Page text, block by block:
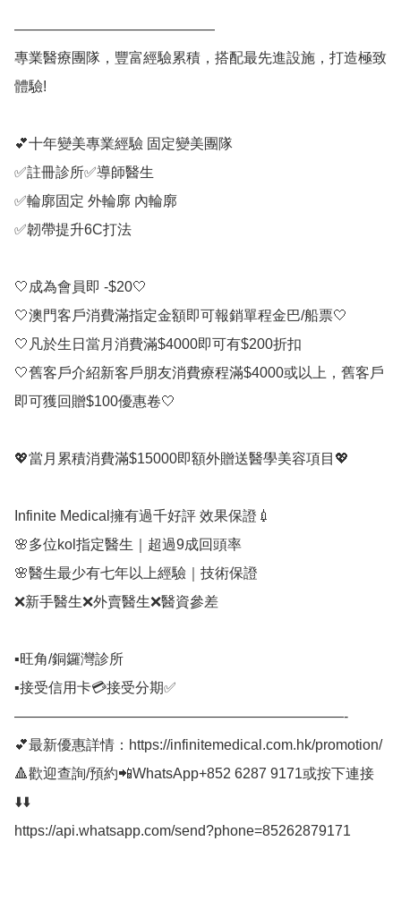
——————————————
專業醫療團隊，豐富經驗累積，搭配最先進設施，打造極致
體驗!
💕十年變美專業經驗 固定變美團隊
✅註冊診所✅導師醫生
✅輪廓固定 外輪廓 內輪廓
✅韌帶提升6C打法
🤍成為會員即 -$20🤍
🤍澳門客戶消費滿指定金額即可報銷單程金巴/船票🤍
🤍凡於生日當月消費滿$4000即可有$200折扣
🤍舊客戶介紹新客戶朋友消費療程滿$4000或以上，舊客戶
即可獲回贈$100優惠卷🤍
💖當月累積消費滿$15000即額外贈送醫學美容項目💖
Infinite Medical擁有過千好評 效果保證💉⠀
🌸多位kol指定醫生｜超過9成回頭率
🌸醫生最少有七年以上經驗｜技術保證
❌新手醫生❌外賣醫生❌醫資參差
▪️旺角/銅鑼灣診所
▪️接受信用卡💳接受分期✅⠀
———————————————————————-⠀
💕最新優惠詳情：https://infinitemedical.com.hk/promotion/
🔺歡迎查詢/預約📲WhatsApp+852 6287 9171或按下連接
⬇️⬇️
https://api.whatsapp.com/send?phone=85262879171